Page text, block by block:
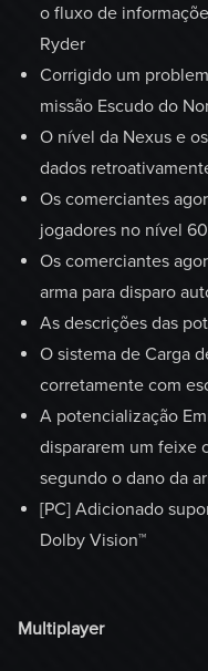
o fluxo de
Ryder
Corrigido um
missão Escudo do
O nível da Nexus e
dados
Os comerciantes
jogadores no nível 60
Os comerciantes
arma para disparo
As descrições das
O sistema de Carga
corretamente com
A potencialização
dispararem um feixe
segundo o dano da
[PC] Adicionado
Dolby Vision™
Multiplayer